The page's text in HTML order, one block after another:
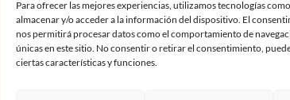
Para ofrecer las mejores experiencias, utilizamos tecnologías
almacenar y/o acceder a la información del dispositivo. El
nos permitirá procesar datos como el comportamiento de
únicas en este sitio. No consentir o retirar el consentimiento,
ciertas características y funciones.
Política de privadesa
Política de galetes